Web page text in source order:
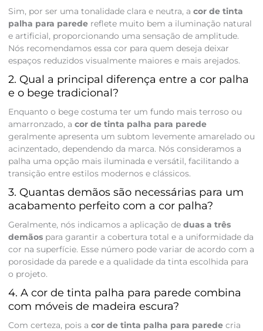
Sim, por ser uma tonalidade clara e neutra, a cor de tinta
palha para paredereflete muito bem a iluminação natural
e artificial, proporcionando uma sensação de amplitude.
Nós recomendamos essa cor para quem deseja deixar
espaços reduzidos visualmente maiores e mais arejados.
2. Qual a principal diferença entre a cor palha
e o bege tradicional?
Enquanto o bege costuma ter um fundo mais terroso ou
amarronzado, a cor de tinta palha para parede
geralmente apresenta um subtom levemente amarelado ou
acinzentado, dependendo da marca. Nós consideramos a
palha uma opção mais iluminada e versátil, facilitando a
transição entre estilos modernos e clássicos.
3. Quantas demãos são necessárias para um
acabamento perfeito com a cor palha?
Geralmente, nós indicamos a aplicação de duas a três
demãospara garantir a cobertura total e a uniformidade da
cor na superfície. Esse número pode variar de acordo com a
porosidade da parede e a qualidade da tinta escolhida para
o projeto.
4. A cor de tinta palha para parede combina
com móveis de madeira escura?
Com certeza, pois a cor de tinta palha para paredecria